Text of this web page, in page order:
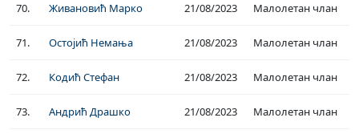
70. Живановић Марко 21/08/2023 Малолетан члан
71. Остојић Немања 21/08/2023 Малолетан члан
72. Кодић Стефан 21/08/2023 Малолетан члан
73. Андрић Драшко 21/08/2023 Малолетан члан